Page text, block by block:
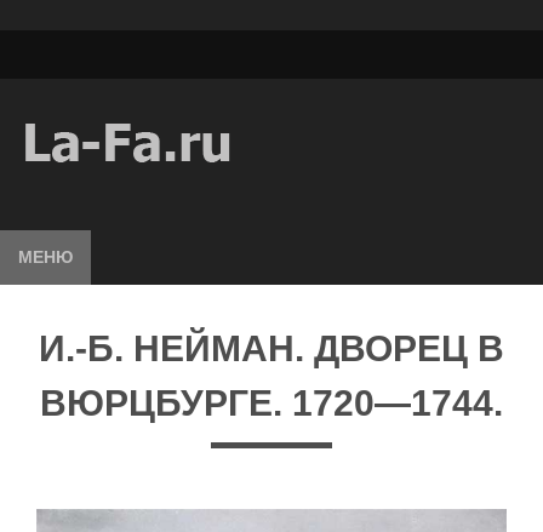
МЕНЮ
И.-Б. НЕЙМАН. ДВОРЕЦ В
ВЮРЦБУРГЕ. 1720—1744.